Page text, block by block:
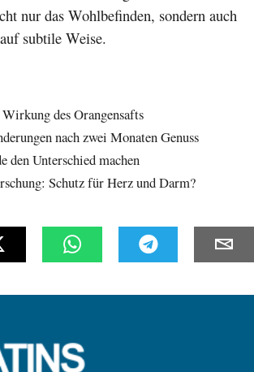
nur das Wohlbefinden, sondern auch
subtile Weise.
des Orangensafts
nach zwei Monaten Genuss
den Unterschied machen
Schutz für Herz und Darm?